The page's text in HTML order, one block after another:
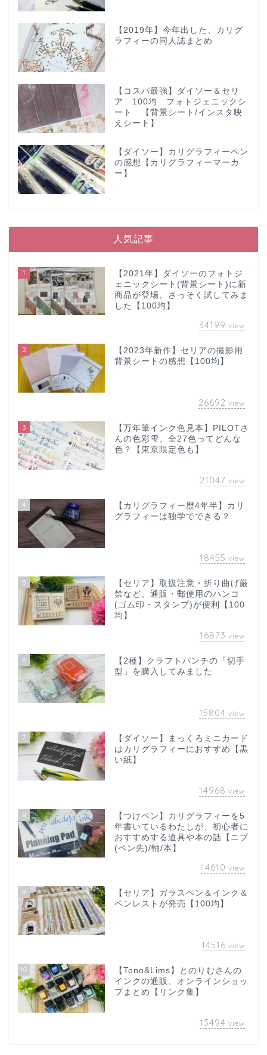
【2019年】今年出した、カリグ
ラフィーの同人誌まとめ
【コスパ最強】ダイソー＆セリ
ア 100均 フォトジェニックシ
ート 【背景シート/インスタ映
えシート】
【ダイソー】カリグラフィーペン
の感想【カリグラフィーマーカ
ー】
人気記事
1
【2021年】ダイソーのフォトジ
ェニックシート(背景シート)に新
商品が登場。さっそく試してみま
した【100均】
34199 view
2
【2023年新作】セリアの撮影用
背景シートの感想【100均】
26692 view
3
【万年筆インク色見本】PILOTさ
んの色彩雫、全27色ってどんな
色？【東京限定色も】
21047 view
4
【カリグラフィー歴4年半】カリ
グラフィーは独学でできる？
18455 view
5
【セリア】取扱注意・折り曲げ厳
禁など、通販・郵便用のハンコ
(ゴム印・スタンプ)が便利【100
均】
16873 view
6
【2種】クラフトパンチの「切手
型」を購入してみました
15804 view
7
【ダイソー】まっくろミニカード
はカリグラフィーにおすすめ【黒
い紙】
14968 view
8
【つけペン】カリグラフィーを5
年書いているわたしが、初心者に
おすすめする道具や本の話【ニブ
(ペン先)/軸/本】
14610 view
9
【セリア】ガラスペン＆インク＆
ペンレストが発売【100均】
14516 view
10
【Tono&Lims】とのりむさんの
インクの通販、オンラインショッ
プまとめ【リンク集】
13494 view